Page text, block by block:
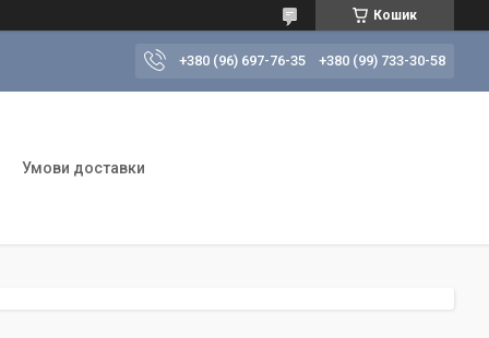
Кошик
+380 (96) 697-76-35 +380 (99) 733-30-58
Умови доставки